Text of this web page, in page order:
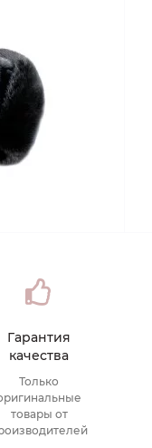
Гарантия
качества
Только
товары от